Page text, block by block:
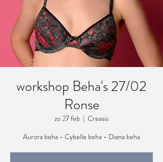
workshop Beha's 27/02
Ronse
zo 27 feb
  |
Creasis
Aurora beha - Cybelle beha - Diana beha